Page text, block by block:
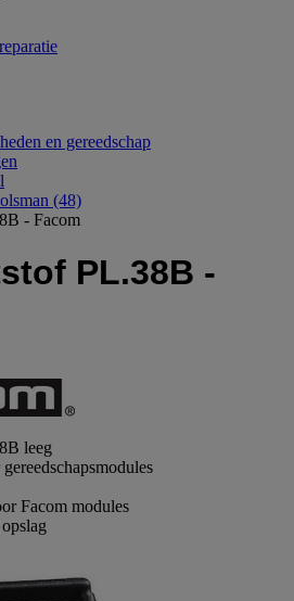
en gereedschap
(48)
- Facom
PL.38B -
leeg
Facom modules